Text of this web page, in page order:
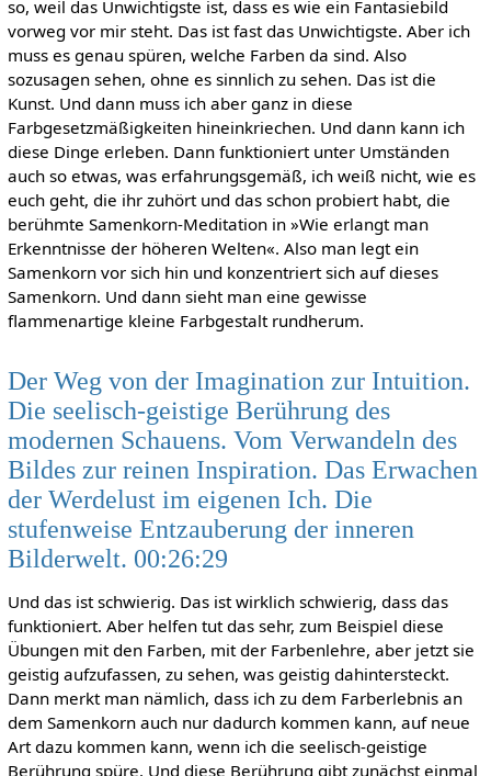
so, weil das Unwichtigste ist, dass es wie ein Fantasiebild
vorweg vor mir steht. Das ist fast das Unwichtigste. Aber ich
muss es genau spüren, welche Farben da sind. Also
sozusagen sehen, ohne es sinnlich zu sehen. Das ist die
Kunst. Und dann muss ich aber ganz in diese
Farbgesetzmäßigkeiten hineinkriechen. Und dann kann ich
diese Dinge erleben. Dann funktioniert unter Umständen
auch so etwas, was erfahrungsgemäß, ich weiß nicht, wie es
euch geht, die ihr zuhört und das schon probiert habt, die
berühmte Samenkorn-Meditation in »Wie erlangt man
Erkenntnisse der höheren Welten«. Also man legt ein
Samenkorn vor sich hin und konzentriert sich auf dieses
Samenkorn. Und dann sieht man eine gewisse
flammenartige kleine Farbgestalt rundherum.
Der Weg von der Imagination zur Intuition.
Die seelisch-geistige Berührung des
modernen Schauens. Vom Verwandeln des
Bildes zur reinen Inspiration. Das Erwachen
der Werdelust im eigenen Ich. Die
stufenweise Entzauberung der inneren
Bilderwelt. 00:26:29
Und das ist schwierig. Das ist wirklich schwierig, dass das
funktioniert. Aber helfen tut das sehr, zum Beispiel diese
Übungen mit den Farben, mit der Farbenlehre, aber jetzt sie
geistig aufzufassen, zu sehen, was geistig dahintersteckt.
Dann merkt man nämlich, dass ich zu dem Farberlebnis an
dem Samenkorn auch nur dadurch kommen kann, auf neue
Art dazu kommen kann, wenn ich die seelisch-geistige
Berührung spüre. Und diese Berührung gibt zunächst einmal